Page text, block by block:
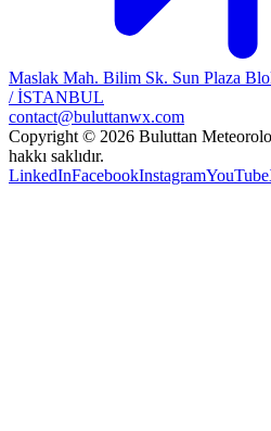
Maslak Mah. Bilim Sk. Sun Plaza
/ İSTANBUL
contact@buluttanwx.com
Copyright © 2026 Buluttan
hakkı saklıdır.
LinkedInFacebookInstagramYouTube